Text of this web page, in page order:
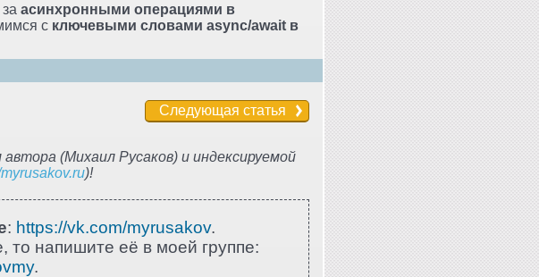
асинхронными операциями в
с ключевыми словами async/await в
Следующая статья
(Михаил Русаков) и индексируемой
)!
: https://vk.com/myrusakov.
то напишите её в моей группе:
.